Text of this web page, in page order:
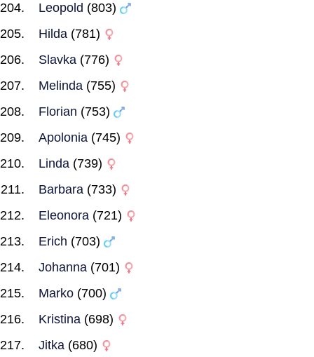
Leopold (803)
Hilda (781)
Slavka (776)
Melinda (755)
Florian (753)
Apolonia (745)
Linda (739)
Barbara (733)
Eleonora (721)
Erich (703)
Johanna (701)
Marko (700)
Kristina (698)
Jitka (680)